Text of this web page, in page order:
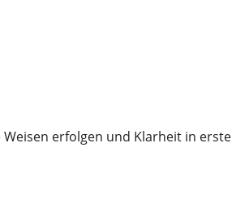
erfolgen und Klarheit in erste